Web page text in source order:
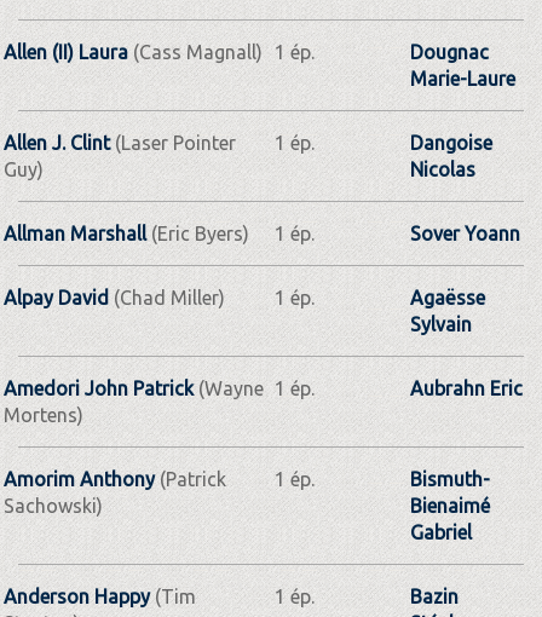
Allen (II) Laura (Cass Magnall) 1 ép.
Dougnac
Marie-Laure
Allen J. Clint(Laser Pointer
Guy)
1 ép.
Dangoise
Nicolas
Allman Marshall(Eric Byers) 1 ép. Sover Yoann
Alpay David (Chad Miller) 1 ép.
Agaësse
Sylvain
Amedori John Patrick(Wayne
Mortens)
1 ép. Aubrahn Eric
Amorim Anthony(Patrick
Sachowski)
1 ép.
Bismuth-
Bienaimé
Gabriel
Anderson Happy(Tim
1 ép.
Bazin